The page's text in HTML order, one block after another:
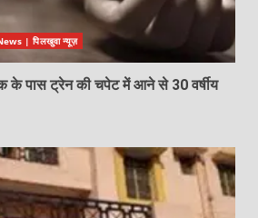
| पिलखुवा न्यूज़
के पास ट्रेन की चपेट में आने से 30 वर्षीय